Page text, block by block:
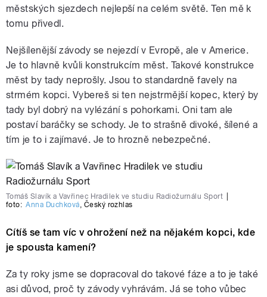
městských sjezdech nejlepší na celém světě. Ten mě k
tomu přivedl.
Nejšílenější závody se nejezdí v Evropě, ale v Americe.
Je to hlavně kvůli konstrukcím měst. Takové konstrukce
měst by tady neprošly. Jsou to standardně favely na
strmém kopci. Vybereš si ten nejstrmější kopec, který by
tady byl dobrý na vylézání s pohorkami. Oni tam ale
postaví baráčky se schody. Je to strašně divoké, šílené a
tím je to i zajímavé. Je to hrozně nebezpečné.
Tomáš Slavík a Vavřinec Hradilek ve studiu Radiožurnálu Sport
foto: Anna Duchková, Český rozhlas
Cítíš se tam víc v ohrožení než na nějakém kopci, kde
je spousta kamení?
Za ty roky jsme se dopracoval do takové fáze a to je také
asi důvod, proč ty závody vyhrávám. Já se toho vůbec